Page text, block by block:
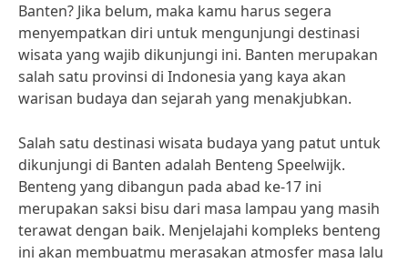
Banten? Jika belum, maka kamu harus segera
menyempatkan diri untuk mengunjungi destinasi
wisata yang wajib dikunjungi ini. Banten merupakan
salah satu provinsi di Indonesia yang kaya akan
warisan budaya dan sejarah yang menakjubkan.
Salah satu destinasi wisata budaya yang patut untuk
dikunjungi di Banten adalah Benteng Speelwijk.
Benteng yang dibangun pada abad ke-17 ini
merupakan saksi bisu dari masa lampau yang masih
terawat dengan baik. Menjelajahi kompleks benteng
ini akan membuatmu merasakan atmosfer masa lalu